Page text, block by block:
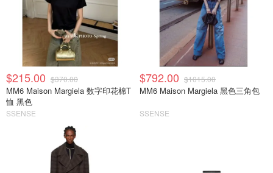
$215.00 $370.00
MM6 Maison Margiela 数字印花棉T
恤 黑色
SSENSE
$792.00 $1015.00
MM6 Maison Margiela 黑色三角包
SSENSE